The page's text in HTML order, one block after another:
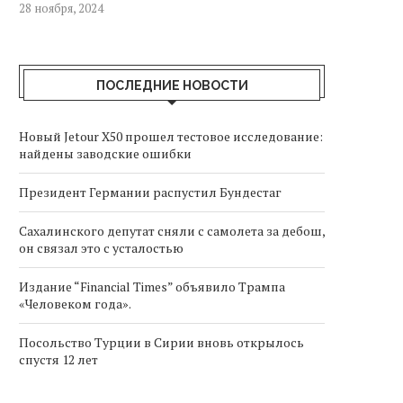
28 ноября, 2024
ПОСЛЕДНИЕ НОВОСТИ
Новый Jetour X50 прошел тестовое исследование:
найдены заводские ошибки
Президент Германии распустил Бундестаг
Сахалинского депутат сняли с самолета за дебош,
он связал это с усталостью
Издание “Financial Times” объявило Трампа
«Человеком года».
Посольство Турции в Сирии вновь открылось
спустя 12 лет